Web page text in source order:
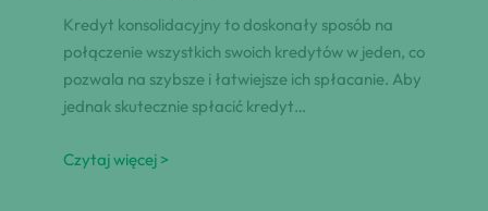
Kredyt konsolidacyjny to doskonały sposób na
połączenie wszystkich swoich kredytów w jeden, co
pozwala na szybsze i łatwiejsze ich spłacanie. Aby
jednak skutecznie spłacić kredyt…
Czytaj więcej >